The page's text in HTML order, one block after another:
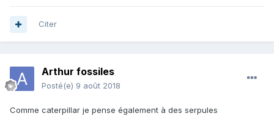
Citer
Arthur fossiles
Posté(e) 9 août 2018
Comme caterpillar je pense également à des serpules